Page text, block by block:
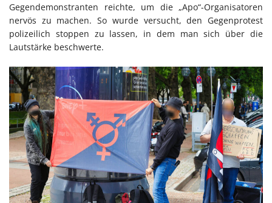
Gegendemonstranten reichte, um die „Apo“-Organisatoren
nervös zu machen. So wurde versucht, den Gegenprotest
polizeilich stoppen zu lassen, in dem man sich über die
Lautstärke beschwerte.